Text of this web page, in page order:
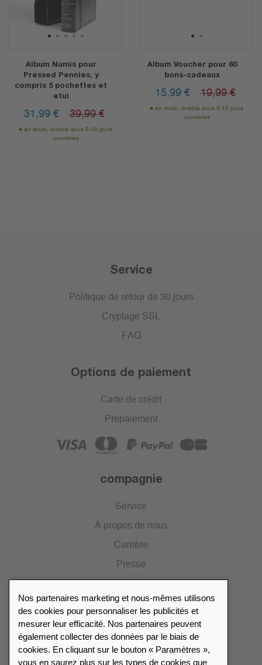
1 2345
Album Numis pour
Pressed Pennies, y
compris 5 pochettes et
etui
31,99 € 39,99 €
en stock, livrable sous 5-10 jours
ouvrables
1 2
Album Voucher pour 60
bons-cadeaux
15,99 € 19,99 €
en stock, livrable sous 5-10 jours
ouvrables
Service
Politique de retour de 30 jours
Cryptage SSL
FAQ
Options de paiement
Carte de crédit
Prépaiement
compagnie
Service
À propos de nous
Carrière
Presse
Portail des revendeurs
Répertoire des revendeurs
Nos partenaires marketing et nous-mêmes utilisons
des cookies pour personnaliser les publicités et
mesurer leur efficacité. Nos partenaires peuvent
également collecter des données par le biais de
cookies. En cliquant sur le bouton « Paramètres »,
vous en saurez plus sur les types de cookies que